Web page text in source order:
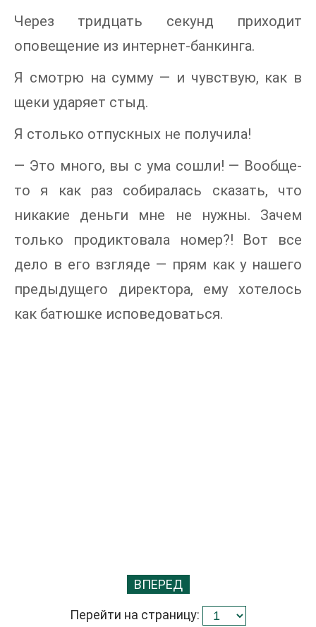
Через тридцать секунд приходит
оповещение из интернет-банкинга.
Я смотрю на сумму — и чувствую, как в
щеки ударяет стыд.
Я столько отпускных не получила!
— Это много, вы с ума сошли! — Вообще-
то я как раз собиралась сказать, что
никакие деньги мне не нужны. Зачем
только продиктовала номер?! Вот все
дело в его взгляде — прям как у нашего
предыдущего директора, ему хотелось
как батюшке исповедоваться.
ВПЕРЕД
Перейти на страницу: